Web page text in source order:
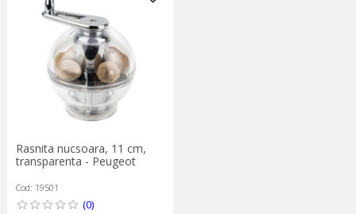
Rasnita nucsoara, 11 cm,
transparenta - Peugeot
Cod: 19501
(0)